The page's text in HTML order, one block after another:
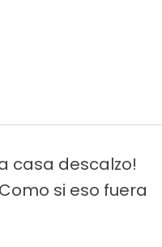
casa descalzo!
si eso fuera